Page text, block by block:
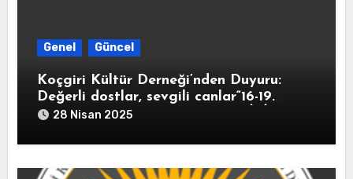
Genel Güncel
Koçgiri Kültür Derneği’nden Duyuru:
Değerli dostlar, sevgili canlar“16-19.
Yüzyıl Arşiv Belgeleriyle KOÇGİRİ
tarihinde kitapçıların raflarında yerini
28 Nisan 2025